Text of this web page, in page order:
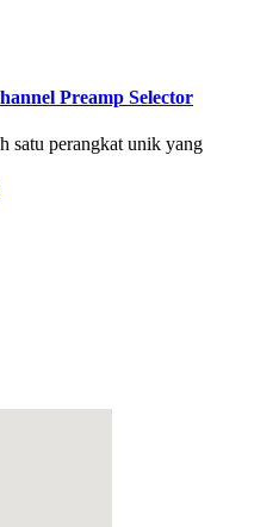
Preamp Selector
satu perangkat unik yang